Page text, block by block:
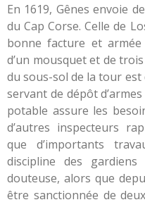
En 1619, Gênes envoie
du Cap Corse. Celle de
bonne facture et armée
d’un mousquet et de
du sous-sol de la tour
servant de dépôt
potable assure les
d’autres inspecteurs
que d’importants
discipline des gardiens
douteuse, alors que
être sanctionnée de